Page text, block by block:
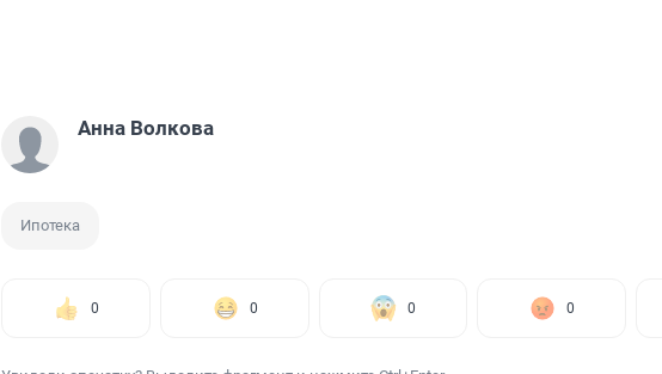
Анна Волкова
Ипотека
0 0 0 0